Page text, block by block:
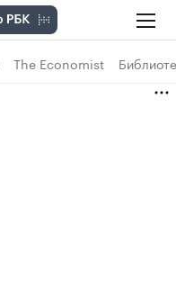
The Economist